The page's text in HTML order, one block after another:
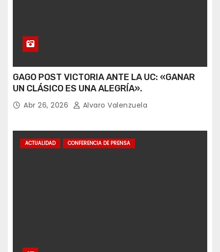
GAGO POST VICTORIA ANTE LA UC: «GANAR
UN CLÁSICO ES UNA ALEGRÍA».
Abr 26, 2026 Alvaro Valenzuela
ACTUALIDAD CONFERENCIA DE PRENSA